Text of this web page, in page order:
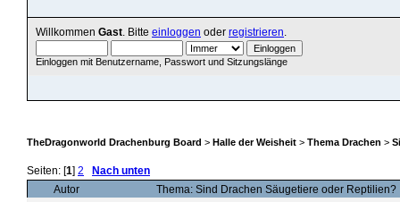
Willkommen Gast . Bitte einloggen oder registrieren
Einloggen mit Benutzername, Passwort und Sitzungslänge
TheDragonworld Drachenburg Board > Halle der Weisheit > Thema Drachen >
Seiten: [1] 2
Nach unten
Autor
Thema: Sind Drachen Säugetiere oder